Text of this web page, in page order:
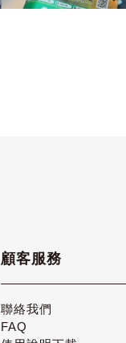
顧客服務
聯絡我們
FAQ